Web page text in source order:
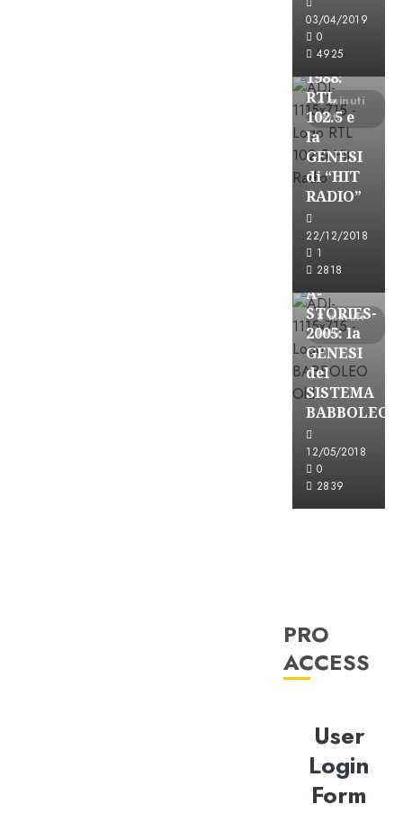
03/04/2019
0
4925
4 minuti
letti
FREE
A-
STORIES-
1988:
RTL
102.5 e
la
GENESI
di “HIT
RADIO”
22/12/2018
1
2818
8 minuti
letti
Formazione
FREE
A-
STORIES-
2005: la
GENESI
del
SISTEMA
BABBOLEO
12/05/2018
0
2839
PRO
ACCESS
User
Login
Form